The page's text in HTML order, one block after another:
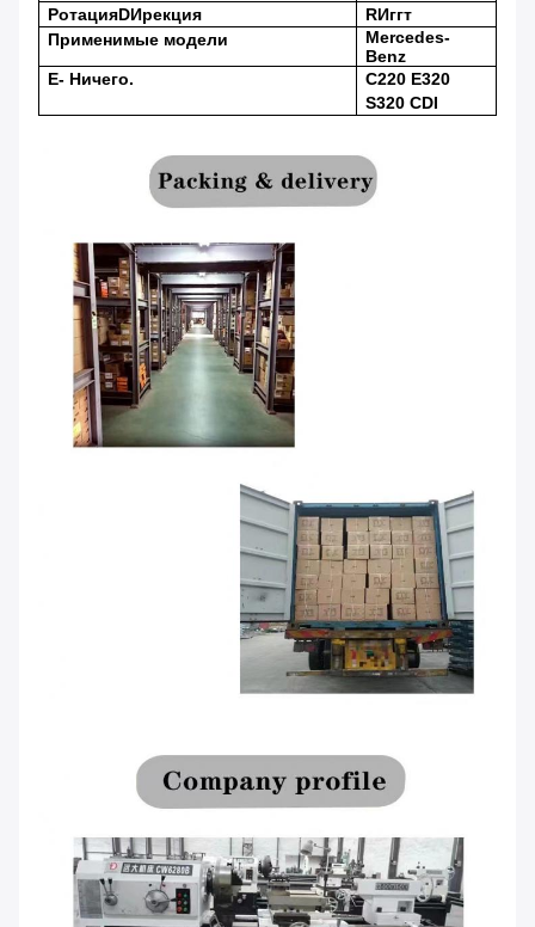
РотацияDИрекция RИггт
Применимые модели
Mercedes-
Benz
Е- Ничего.
C220 E320
S320 CDI